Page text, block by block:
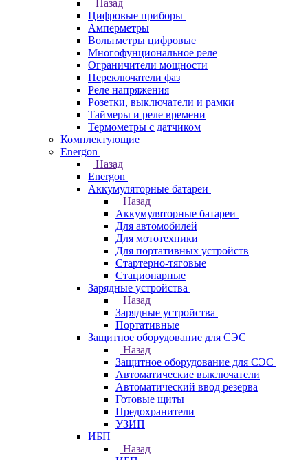
Назад
Цифровые приборы
Амперметры
Вольтметры цифровые
Многофунциональное реле
Ограничители мощности
Переключатели фаз
Реле напряжения
Розетки, выключатели и рамки
Таймеры и реле времени
Термометры c датчиком
Комплектующие
Energon
Назад
Energon
Аккумуляторные батареи
Назад
Аккумуляторные батареи
Для автомобилей
Для мототехники
Для портативных устройств
Стартерно-тяговые
Стационарные
Зарядные устройства
Назад
Зарядные устройства
Портативные
Защитное оборудование для СЭС
Назад
Защитное оборудование для СЭС
Автоматические выключатели
Автоматический ввод резерва
Готовые щиты
Предохранители
УЗИП
ИБП
Назад